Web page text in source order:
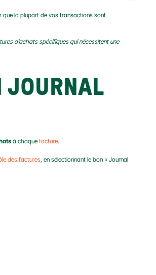
que la plupart de vos transactions sont
d’achats spécifiques qui nécessitent une
JOURNAL
à chaque facture.
des factures , en sélectionnant le bon « Journal